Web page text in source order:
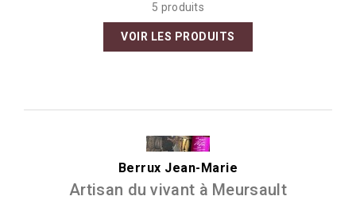
5 produits
VOIR LES PRODUITS
Berrux Jean-Marie
Artisan du vivant à Meursault